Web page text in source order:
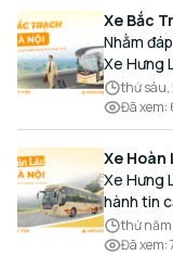
Xe Bắc
Hành
Nhằm
Xe Hưng
lượng
thứ
Đã xem:
Xe Hoàn
Cao
Xe Hưng
hành tin
và Thủ
thứ
Đã xem: